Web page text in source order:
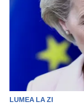
LUMEA LA ZI